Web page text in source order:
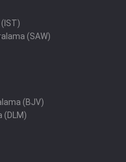
(SAW)
(BJV)
(DLM)